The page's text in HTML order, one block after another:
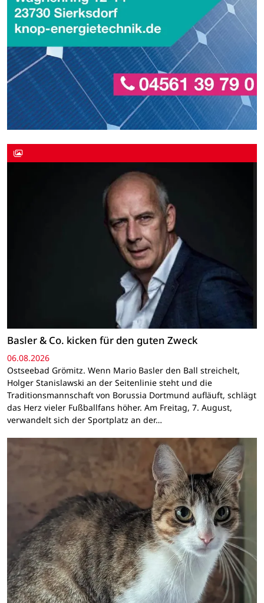
Basler & Co. kicken für den guten Zweck
06.08.2026
Ostseebad Grömitz. Wenn Mario Basler den Ball streichelt,
Holger Stanislawski an der Seitenlinie steht und die
Traditionsmannschaft von Borussia Dortmund aufläuft, schlägt
das Herz vieler Fußballfans höher. Am Freitag, 7. August,
verwandelt sich der Sportplatz an der…